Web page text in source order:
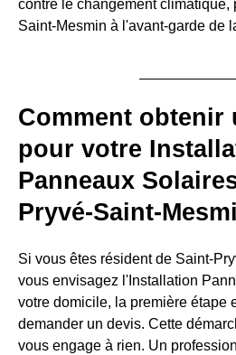
contre le changement climatique,
Saint-Mesmin à l'avant-garde de
Comment obtenir
pour votre
Panneaux
Pryvé-Saint-
Si vous êtes résident de Saint-
vous envisagez l'Installation
votre domicile, la première étape
demander un devis. Cette
vous engage à rien. Un